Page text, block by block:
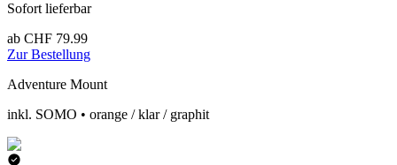
Sofort lieferbar
ab CHF 79.99
Zur Bestellung
Adventure Mount
inkl. SOMO • orange / klar / graphit